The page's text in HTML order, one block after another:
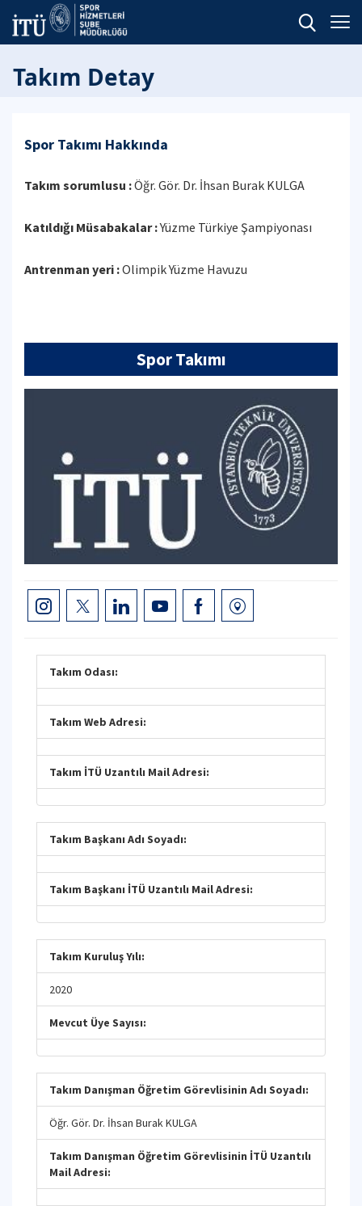
Takım Detay
Spor Takımı Hakkında
Takım sorumlusu :Öğr. Gör. Dr. İhsan Burak KULGA
Katıldığı Müsabakalar :Yüzme Türkiye Şampiyonası
Antrenman yeri :Olimpik Yüzme Havuzu
Spor Takımı
Takım Odası:
Takım Web Adresi:
Takım İTÜ Uzantılı Mail Adresi:
Takım Başkanı Adı Soyadı:
Takım Başkanı İTÜ Uzantılı Mail Adresi:
Takım Kuruluş Yılı:
2020
Mevcut Üye Sayısı:
Takım Danışman Öğretim Görevlisinin Adı Soyadı:
Öğr. Gör. Dr. İhsan Burak KULGA
Takım Danışman Öğretim Görevlisinin İTÜ Uzantılı
Mail Adresi: